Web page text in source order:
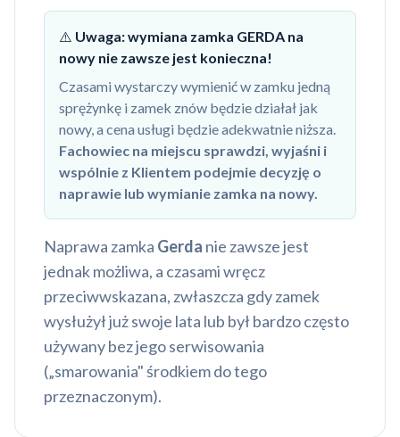
⚠️ Uwaga: wymiana zamka GERDA na
nowy nie zawsze jest konieczna!
Czasami wystarczy wymienić w zamku jedną
sprężynkę i zamek znów będzie działał jak
nowy, a cena usługi będzie adekwatnie niższa.
Fachowiec na miejscu sprawdzi, wyjaśni i
wspólnie z Klientem podejmie decyzję o
naprawie lub wymianie zamka na nowy.
Naprawa zamka Gerda nie zawsze jest
jednak możliwa, a czasami wręcz
przeciwwskazana, zwłaszcza gdy zamek
wysłużył już swoje lata lub był bardzo często
używany bez jego serwisowania
(„smarowania" środkiem do tego
przeznaczonym).